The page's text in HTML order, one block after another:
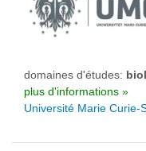
domaines d'études:
plus d'informations »
Université Marie Curie-